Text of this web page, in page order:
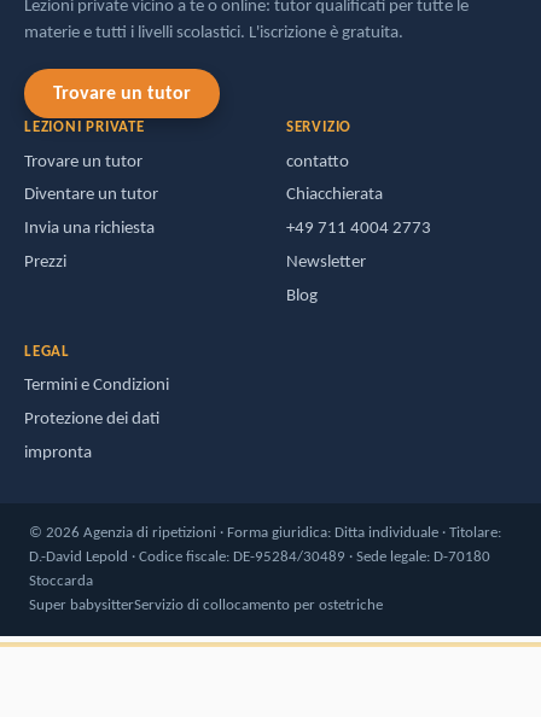
4
Lezioni private vicino a te o online: tutor qualificati per tutte le
materie e tutti i livelli scolastici. L'iscrizione è gratuita.
Trovare un tutor
LEZIONI PRIVATE
Trovare un tutor
Diventare un tutor
Invia una richiesta
Prezzi
SERVIZIO
contatto
Chiacchierata
+49 711 4004 2773
Newsletter
Blog
LEGAL
Termini e Condizioni
Protezione dei dati
impronta
© 2026 Agenzia di ripetizioni · Forma giuridica: Ditta individuale · Titolare:
D.-David Lepold · Codice fiscale: DE-95284/30489 · Sede legale: D-70180
Stoccarda
Super babysitterServizio di collocamento per ostetriche